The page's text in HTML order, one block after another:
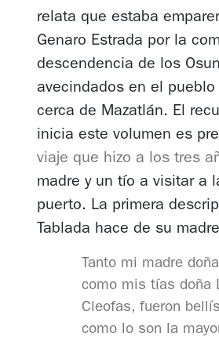
relata que estaba
Genaro Estrada por la
descendencia de los
avecindados en el pueblo
cerca de Mazatlán. El
inicia este volumen es
viaje que hizo a los tres
madre y un tío a visitar a
puerto. La primera
Tablada hace de su
Tanto mi madre
como mis tías doña
Cleofas, fueron
como lo son la